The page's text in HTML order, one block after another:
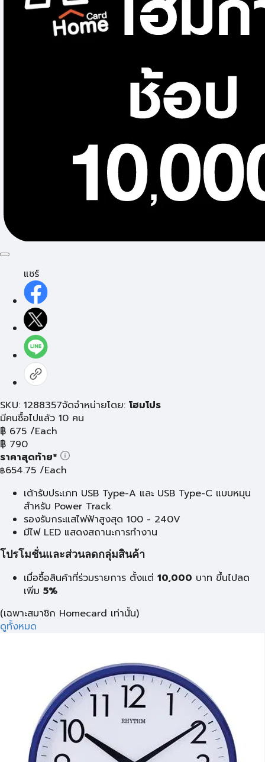
แชร์
SKU: 1288357จัดจำหน่ายโดย: โฮมโปร
มีคนซื้อไปแล้ว 10 คน
฿ 675 /Each
฿ 790
ราคาสุดท้าย*
฿654.75 /Each
เต้ารับประเภท USB Type-A และ USB Type-C แบบหมุน
สำหรับ Power Track
รองรับกระแสไฟฟ้าสูงสุด 100 - 240V
มีไฟ LED แสดงสถานะการทำงาน
โปรโมชั่นและส่วนลดกลุ่มสินค้า
เมื่อซื้อสินค้าที่ร่วมรายการ ตั้งแต่ 10,000 บาท ขึ้นไปลด
เพิ่ม 5%
(เฉพาะสมาชิก Homecard เท่านั้น)
ดูทั้งหมด